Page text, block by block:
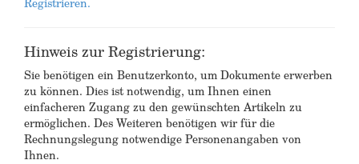
Hinweis zur Registrierung:
Sie benötigen ein Benutzerkonto, um Dokumente erwerben
zu können. Dies ist notwendig, um Ihnen einen
einfacheren Zugang zu den gewünschten Artikeln zu
ermöglichen. Des Weiteren benötigen wir für die
Rechnungslegung notwendige Personenangaben von
Ihnen.